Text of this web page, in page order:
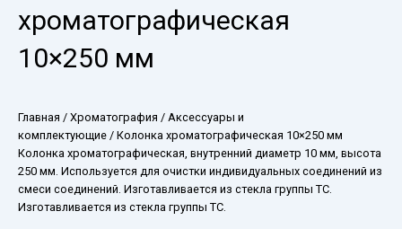
хроматографическая
10×250 мм
Главная / Хроматография / Аксессуары и
комплектующие / Колонка хроматографическая 10×250 мм
Колонка хроматографическая, внутренний диаметр 10 мм, высота
250 мм. Используется для очистки индивидуальных соединений из
смеси соединений. Изготавливается из стекла группы ТС.
Изготавливается из стекла группы ТС.